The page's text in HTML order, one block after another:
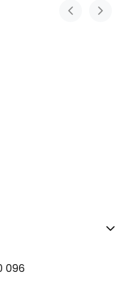
096